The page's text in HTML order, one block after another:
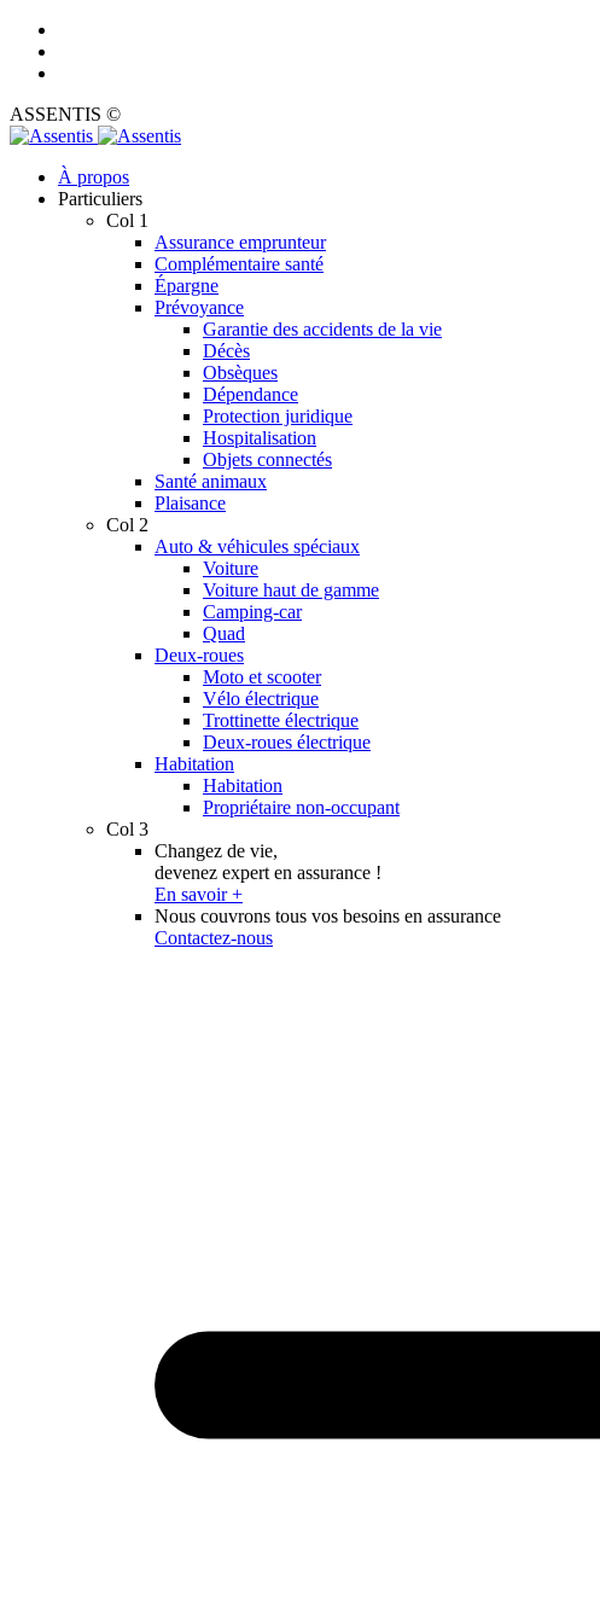
ASSENTIS ©
À propos
Particuliers
Col 1
Assurance emprunteur
Complémentaire santé
Épargne
Prévoyance
Garantie des accidents de la vie
Décès
Obsèques
Dépendance
Protection juridique
Hospitalisation
Objets connectés
Santé animaux
Plaisance
Col 2
Auto & véhicules spéciaux
Voiture
Voiture haut de gamme
Camping-car
Quad
Deux-roues
Moto et scooter
Vélo électrique
Trottinette électrique
Deux-roues électrique
Habitation
Habitation
Propriétaire non-occupant
Col 3
Changez de vie,
devenez expert en assurance !
En savoir +
Nous couvrons tous vos besoins en assurance
Contactez-nous